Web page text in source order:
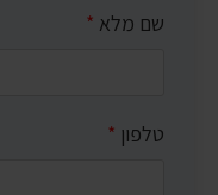
שם מלא *
טלפון *